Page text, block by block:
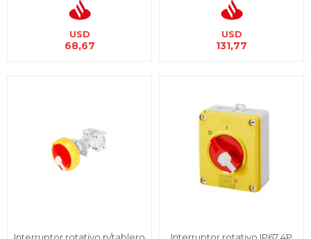
USD
68,67
USD
131,77